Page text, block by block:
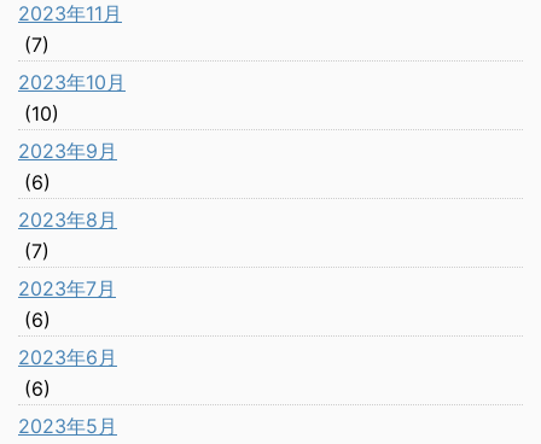
2023年11月
(7)
2023年10月
(10)
2023年9月
(6)
2023年8月
(7)
2023年7月
(6)
2023年6月
(6)
2023年5月